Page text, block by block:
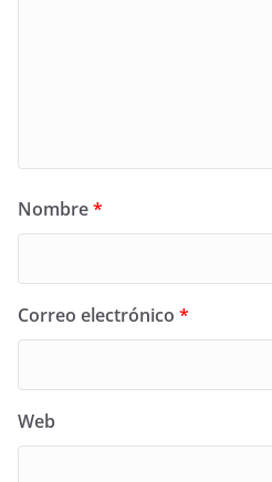
Nombre*
Correo electrónico *
Web